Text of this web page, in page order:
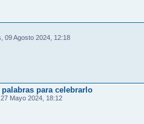
09 Agosto 2024, 12:18
para celebrarlo
Mayo 2024, 18:12